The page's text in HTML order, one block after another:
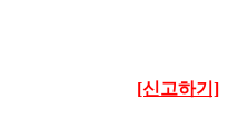
[신고하기]